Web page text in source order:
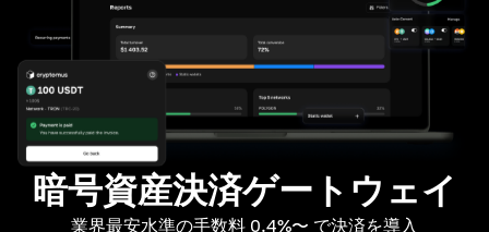
暗号資産決済ゲートウェイ
業界最安水準の手数料 0.4%〜 で決済を導入